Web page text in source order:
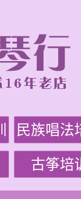
民族唱法
古筝培